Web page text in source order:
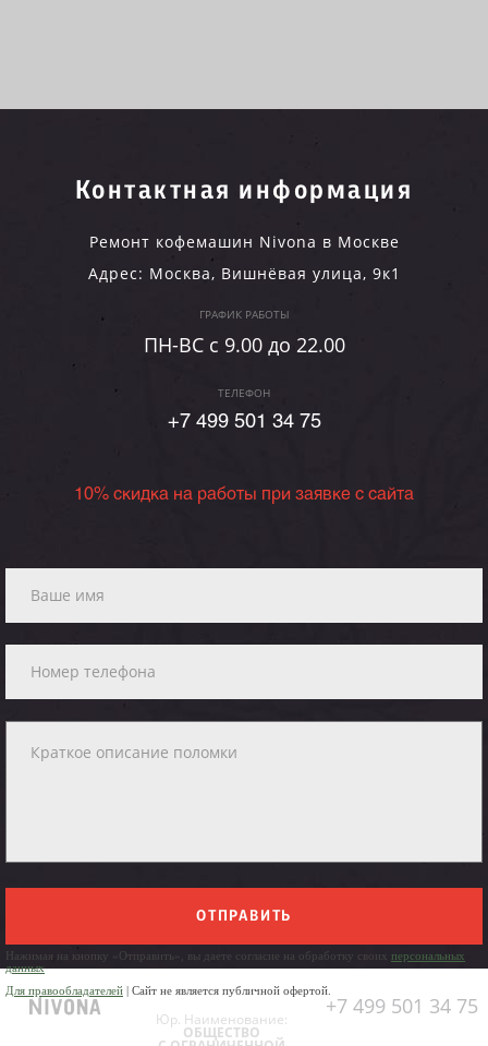
Контактная информация
Ремонт кофемашин Nivona в Москве
Адрес: Москва, Вишнёвая улица, 9к1
ГРАФИК РАБОТЫ
ПН-ВC c 9.00 до 22.00
ТЕЛЕФОН
+7 499 501 34 75
10% скидка на работы при заявке с сайта
ОТПРАВИТЬ
Нажимая на кнопку «Отправить», вы даете согласие на обработку своих персональных
данных
Для правообладателей | Сайт не является публичной офертой.
+7 499 501 34 75
Юр. Наименование:
ОБЩЕСТВО